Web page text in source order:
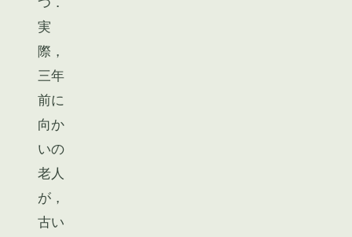
実
際，
三年
前に
向か
いの
老人
が，
古い